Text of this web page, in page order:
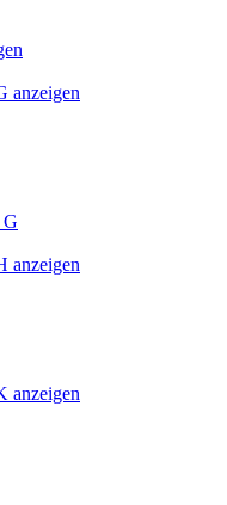
anzeigen
G
anzeigen
anzeigen